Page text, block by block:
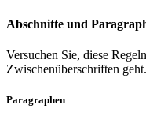
Abschnitte und
Versuchen Sie, diese
Zwischenüberschriften geht.
Paragraphen